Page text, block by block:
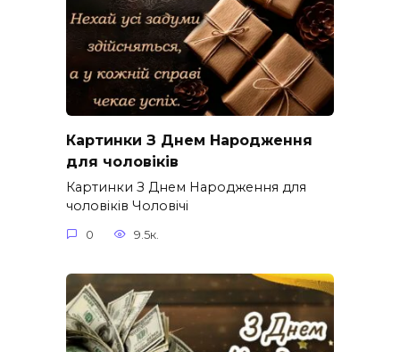
Картинки З Днем Народження
для чоловіків​
Картинки З Днем Народження для
чоловіків​ Чоловічі
0 9.5к.